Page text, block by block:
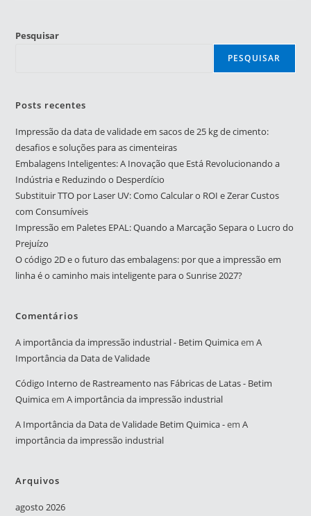
Pesquisar
PESQUISAR
Posts recentes
Impressão da data de validade em sacos de 25 kg de cimento:
desafios e soluções para as cimenteiras
Embalagens Inteligentes: A Inovação que Está Revolucionando a
Indústria e Reduzindo o Desperdício
Substituir TTO por Laser UV: Como Calcular o ROI e Zerar Custos
com Consumíveis
Impressão em Paletes EPAL: Quando a Marcação Separa o Lucro do
Prejuízo
O código 2D e o futuro das embalagens: por que a impressão em
linha é o caminho mais inteligente para o Sunrise 2027?
Comentários
A importância da impressão industrial - Betim QuimicaemA
Importância da Data de Validade
Código Interno de Rastreamento nas Fábricas de Latas - Betim
QuimicaemA importância da impressão industrial
A Importância da Data de Validade Betim Quimica -emA
importância da impressão industrial
Arquivos
agosto 2026